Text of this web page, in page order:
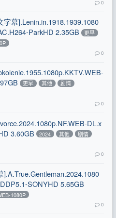
0
幕].Lenin.in.1918.1939.1080
ParkHD 2.35GB
更早
0
更早 其他
剧情
0
DL.x
3.60GB
2024 其他
剧情
0
SONYHD 5.65GB
1080P
0